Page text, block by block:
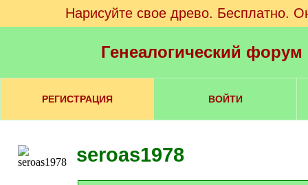
Нарисуйте свое древо. Бесплатно.
Генеалогический
РЕГИСТРАЦИЯ ВОЙТИ
seroas1978